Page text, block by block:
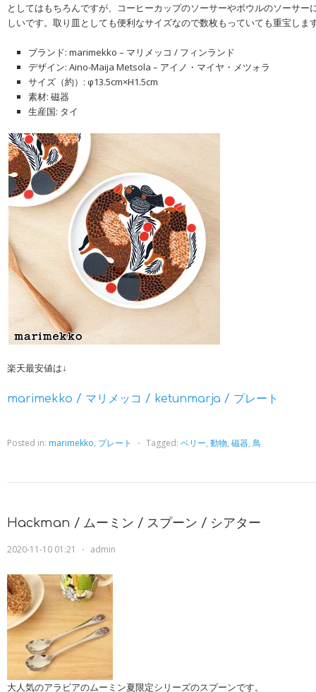
としてはもちろんですが、コーヒーカップのソーサーやボウルのソーサー
しいです。取り皿としても便利なサイズなので数枚もっていても重宝しま
ブランド: marimekko – マリメッコ / フィンランド
デザイン: Aino-Maija Metsola – アイノ・マイヤ・メツォラ
サイズ（約）: φ13.5cm×H1.5cm
素材: 磁器
生産国: タイ
楽天最安値は↓
marimekko / マリメッコ / ketunmarja / プレート
Posted in: marimekko, プレート ⋅ Tagged: ベリー, 動物, 磁器, 鳥
Hackman / ムーミン / スプーン / シアター
2020-11-10 01:21 ⋅ admin
大人気のアラビアのムーミン夏限定シリーズのスプーンです。